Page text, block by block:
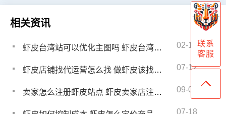
相关资讯
虾皮台湾站可以优化主图吗 虾皮台湾站调价格会降权吗 02-16
虾皮店铺找代运营怎么找 做虾皮该找哪个代运营公司 07-12
卖家怎么注册虾皮站点 虾皮卖家店注册流程 09-04
07-18
联系
客服